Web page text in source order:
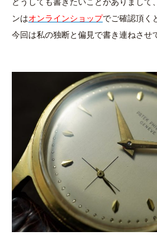
ンはオンラインショップでご確認頂く
今回は私の独断と偏見で書き連ねさせ